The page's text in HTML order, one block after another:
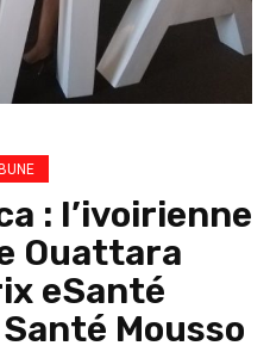
: l’ivoirienne
Ouattara
eSanté
Mousso